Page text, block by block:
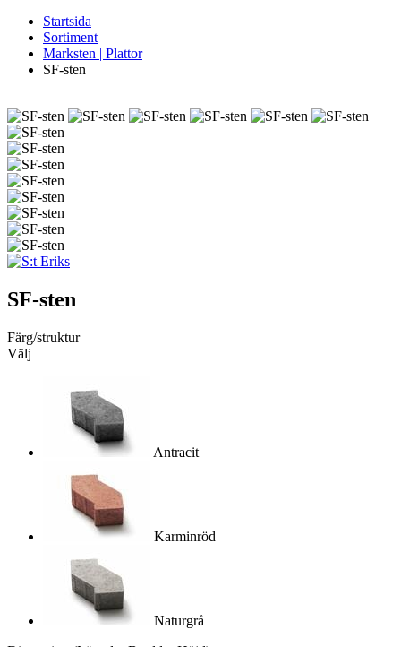
Startsida
Sortiment
Marksten | Plattor
SF-sten
SF-sten
Färg/struktur
Välj
Antracit
Karminröd
Naturgrå